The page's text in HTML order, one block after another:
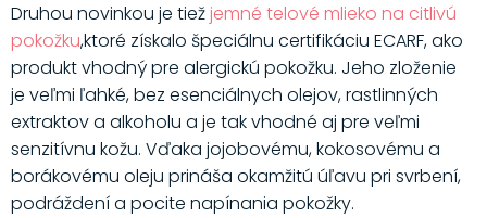
Druhou novinkou je tiežjemné telové mlieko na citlivú
pokožku,ktoré získalo špeciálnu certifikáciu ECARF, ako
produkt vhodný pre alergickú pokožku. Jeho zloženie
je veľmi ľahké, bez esenciálnych olejov, rastlinných
extraktov a alkoholu a je tak vhodné aj pre veľmi
senzitívnu kožu. Vďaka jojobovému, kokosovému a
borákovému oleju prináša okamžitú úľavu pri svrbení,
podráždení a pocite napínania pokožky.